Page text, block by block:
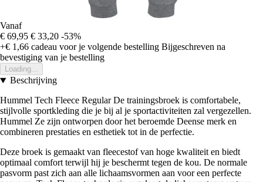
Vanaf
€ 69,95 € 33,20 -53%
+€ 1,66 cadeau voor je volgende bestelling Bijgeschreven na
bevestiging van je bestelling
Loading...
Beschrijving
Hummel Tech Fleece Regular De trainingsbroek is comfortabele,
stijlvolle sportkleding die je bij al je sportactiviteiten zal vergezellen.
Hummel Ze zijn ontworpen door het beroemde Deense merk en
combineren prestaties en esthetiek tot in de perfectie.
Deze broek is gemaakt van fleecestof van hoge kwaliteit en biedt
optimaal comfort terwijl hij je beschermt tegen de kou. De normale
pasvorm past zich aan alle lichaamsvormen aan voor een perfecte